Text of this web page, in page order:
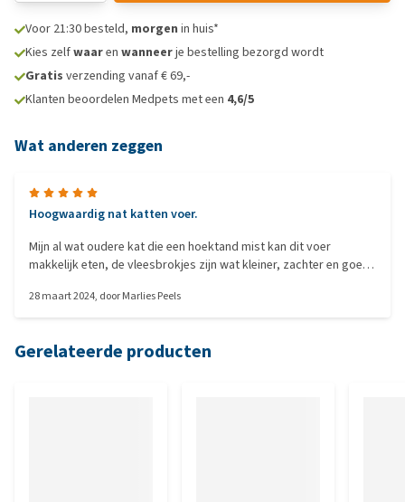
Voor 21:30 besteld, morgen in huis*
Kies zelfwaaren wanneerje bestelling bezorgd wordt
Gratis verzending vanaf € 69,-
Klanten beoordelen Medpets met een 4,6/5
Wat anderen zeggen
Hoogwaardig nat katten voer.
Mijn al wat oudere kat die een hoektand mist kan dit voer
makkelijk eten, de vleesbrokjes zijn wat kleiner, zachter en goed
28 maart 2024, doorMarlies Peels
Gerelateerde producten